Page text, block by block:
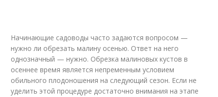
Начинающие садоводы часто задаются вопросом —
нужно ли обрезать малину осенью. Ответ на него
однозначный — нужно. Обрезка малиновых кустов в
осеннее время является непременным условием
обильного плодоношения на следующий сезон. Если не
уделить этой процедуре достаточно внимания на этапе